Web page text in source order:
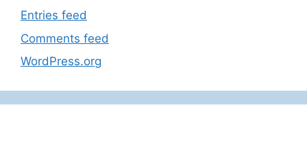
Entries feed
Comments feed
WordPress.org